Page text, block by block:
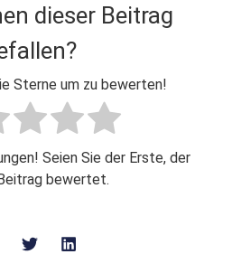
dieser Beitrag
Sterne um zu bewerten!
Seien Sie der Erste, der
bewertet.